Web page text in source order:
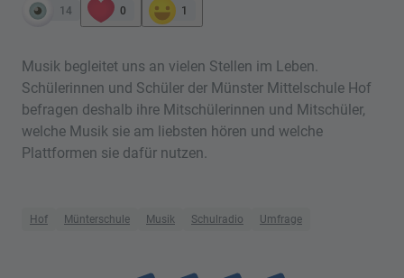
14 0 1
Musik begleitet uns an vielen Stellen im Leben.
Schülerinnen und Schüler der Münster Mittelschule Hof
befragen deshalb ihre Mitschülerinnen und Mitschüler,
welche Musik sie am liebsten hören und welche
Plattformen sie dafür nutzen.
Hof Münterschule Musik Schulradio Umfrage